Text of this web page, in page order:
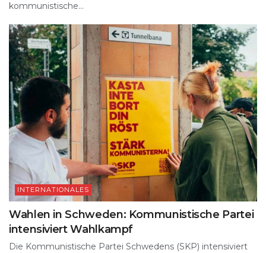
kommunistische...
INTERNATIONALES
Wahlen in Schweden: Kommunistische Partei
intensiviert Wahlkampf
Die Kommunistische Partei Schwedens (SKP) intensiviert